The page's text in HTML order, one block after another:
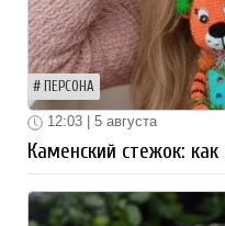
ПЕРСОНА
12:03 | 5 августа
Каменский стежок: